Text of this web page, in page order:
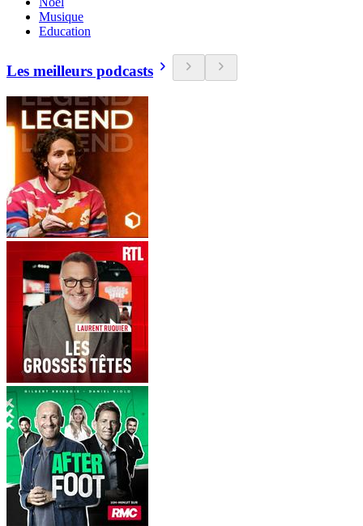
Musique
Education
Les meilleurs podcasts